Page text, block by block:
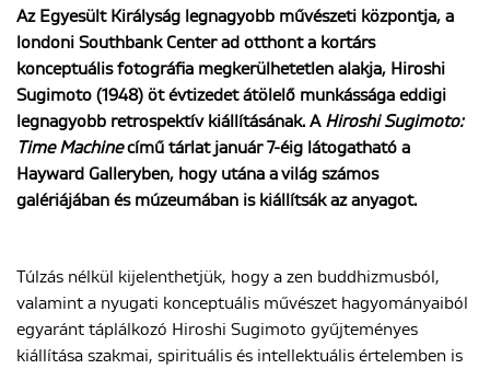
Rólunk
ENGLISH
Az Egyesült Királyság legnagyobb művészeti központja, a
londoni Southbank Center ad otthont a kortárs
konceptuális fotográfia megkerülhetetlen alakja, Hiroshi
Sugimoto (1948) öt évtizedet átölelő munkássága eddigi
legnagyobb retrospektív kiállításának. A Hiroshi Sugimoto:
Time Machinecímű tárlat január 7-éig látogatható a
Hayward Galleryben, hogy utána a világ számos
galériájában és múzeumában is kiállítsák az anyagot.
Túlzás nélkül kijelenthetjük, hogy a zen buddhizmusból,
valamint a nyugati konceptuális művészet hagyományaiból
egyaránt táplálkozó Hiroshi Sugimoto gyűjteményes
kiállítása szakmai, spirituális és intellektuális értelemben is